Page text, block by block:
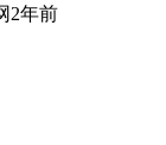
2年前